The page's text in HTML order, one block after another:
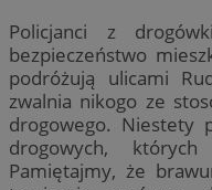
Policjanci z
bezpieczeństwo
podróżują ulicami
zwalnia nikogo ze
drogowego. Niestety
drogowych,
Pamiętajmy, że